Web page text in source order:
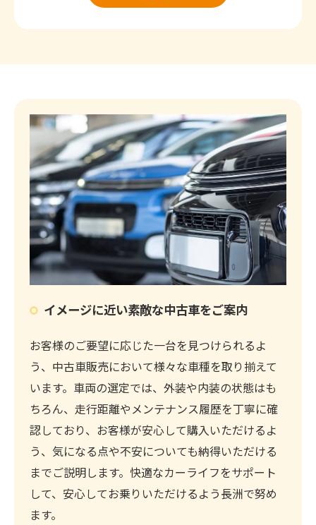
イメージに近い素敵な中古車をご案内
お客様のご要望に応じた一台を見つけられるよ
う、中古車販売において様々な車種を取り揃えて
います。車両の選定では、外装や内装の状態はも
ちろん、走行距離やメンテナンス履歴を丁寧に確
認しており、お客様が安心して購入いただけるよ
う、気になる点や不安についても納得いただける
までご説明します。快適なカーライフをサポート
して、安心してお乗りいただけるよう長洲で努め
ます。